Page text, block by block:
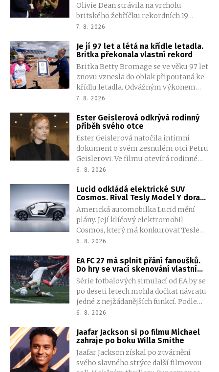
Olivie Dean strávila na vrcholu
britského žebříčku rekordních 19
týdnů. Její úspěch však vyvolal
píseň nikdy neslyšela. Hudební svět se
totiž rozdělil do menších skupin, které
poslouchají úplně jiné hity.
7. 8. 2026
Je jí 97 let a létá na křídle letadla.
Britka překonala vlastní rekord
Britka Betty Bromage se ve věku 97 let
znovu vznesla do oblak připoutaná ke
křídlu letadla. Odvážným výkonem
překonala vlastní světový rekord,
mrtvici.
7. 8. 2026
Ester Geislerová odkrývá rodinný
příběh svého otce
Ester Geislerová natočila intimní
dokument o svém zesnulém otci Petru
Geislerovi. Ve filmu otevírá rodinné
archivy a společně se sestrou Aňou
který měl v sobě vřelost i temnější
stránku.
6. 8. 2026
Lucid odkládá elektrické SUV
Cosmos. Rival Tesly Model Y dorazí
později, automobilka nechce
opakovat staré chyby
Americká automobilka Lucid mění
plány. Její klíčový elektromobil
Cosmos, který má konkurovat Tesle
Model Y, se opozdí zhruba o dva roky.
přednost kvalitě před rychlým
uvedením na trh.
6. 8. 2026
EA FC 27 má splnit přání fanoušků.
Do hry se vrací skenování vlastní
tváře
Série fotbalových simulací od EA by se
po deseti letech mohla dočkat návratu
jedné z nejžádanějších funkcí. Podle
nejnovějšího úniku nabídne EA FC 27
přenést ji přímo do hry.
6. 8. 2026
Jaafar Jackson si po filmu Michael
zahraje po boku Willa Smithe
Jaafar Jackson získal po ztvárnění
svého slavného strýce další filmovou